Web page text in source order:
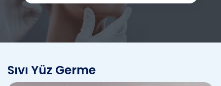
Sıvı Yüz Germe